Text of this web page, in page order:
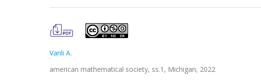
Vanlı A.
american mathematical society, ss.1, Michigan, 2022